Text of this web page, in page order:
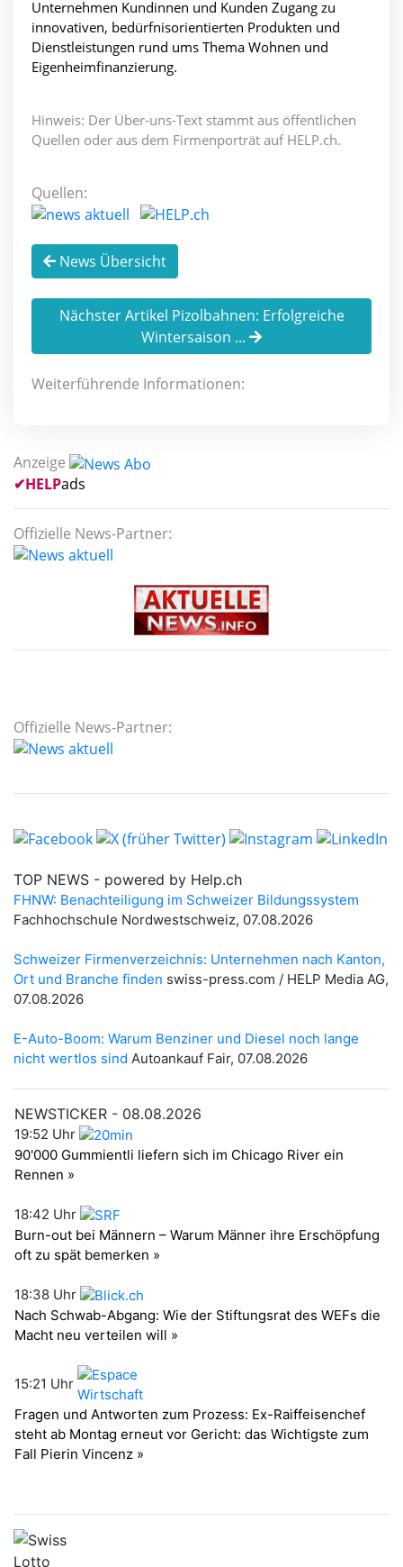
Unternehmen Kundinnen und Kunden Zugang zu
innovativen, bedürfnisorientierten Produkten und
Dienstleistungen rund ums Thema Wohnen und
Eigenheimfinanzierung.
Hinweis: Der Über-uns-Text stammt aus öffentlichen
Quellen oder aus dem Firmenporträt auf HELP.ch.
Quellen:
News Übersicht
Nächster Artikel Pizolbahnen: Erfolgreiche
Wintersaison ...
Weiterführende Informationen:
Anzeige
✔HELPads
Offizielle News-Partner:
Offizielle News-Partner: